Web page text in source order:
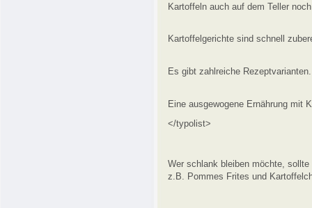
Kartoffeln auch auf dem Teller
Kartoffelgerichte sind schnell
Es gibt zahlreiche Rezeptvarianten.
Eine ausgewogene Ernährung mit
</typolist>
Wer schlank bleiben möchte,
z.B. Pommes Frites und